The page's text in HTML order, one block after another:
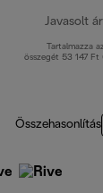
Javasolt ár
Tartalmazza
összegét 53 147 Ft
Összehasonlítás